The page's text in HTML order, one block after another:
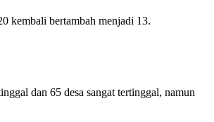
kembali bertambah menjadi 13.
dan 65 desa sangat tertinggal, namun